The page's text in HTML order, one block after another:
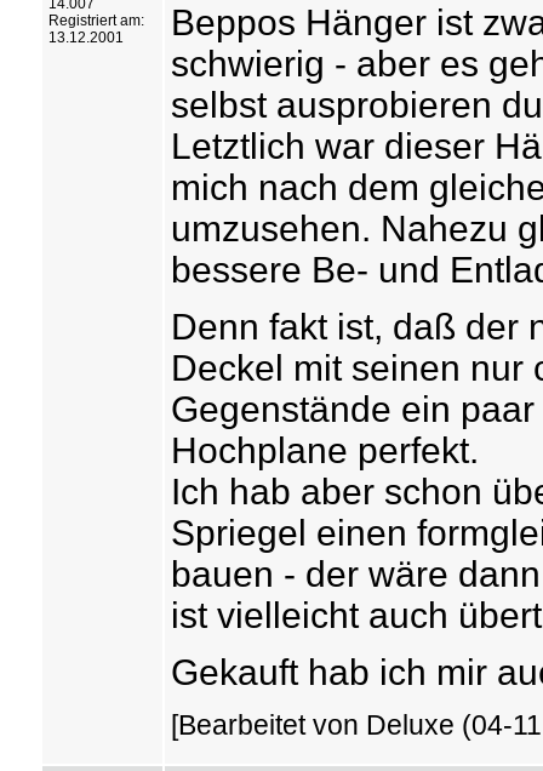
14.007
Registriert am:
13.12.2001
Beppos Hänger ist
schwierig - aber es
selbst ausprobieren
Letztlich war dieser
mich nach dem
umzusehen. Nahezu
bessere Be- und
Denn fakt ist, daß der
Deckel mit seinen nur
Gegenstände ein
Hochplane perfekt.
Ich hab aber schon
Spriegel einen
bauen - der wäre
ist vielleicht auch
Gekauft hab ich mir
[Bearbeitet von Deluxe (04-